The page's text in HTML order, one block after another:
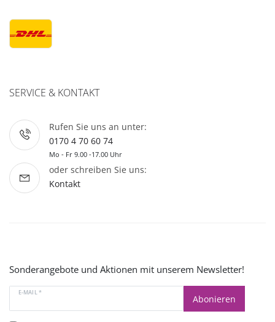
SERVICE & KONTAKT
Rufen Sie uns an unter:
0170 4 70 60 74
Mo - Fr 9.00 -17.00 Uhr
oder schreiben Sie uns:
Kontakt
Sonderangebote und Aktionen mit unserem Newsletter!
E-MAIL *
Abonieren